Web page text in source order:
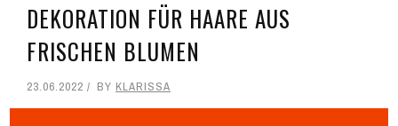
DEKORATION FÜR HAARE AUS
FRISCHEN BLUMEN
23.06.2022 BY KLARISSA